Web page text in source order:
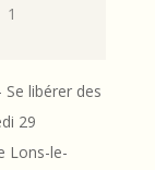
1
libérer des
29
Lons-le-